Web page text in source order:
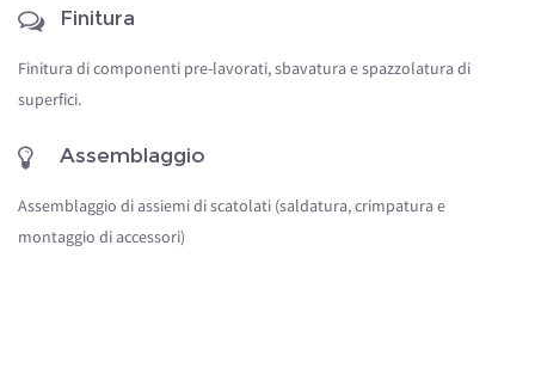
Finitura
Finitura di componenti pre-lavorati, sbavatura e spazzolatura di
superfici.
Assemblaggio
Assemblaggio di assiemi di scatolati (saldatura, crimpatura e
montaggio di accessori)